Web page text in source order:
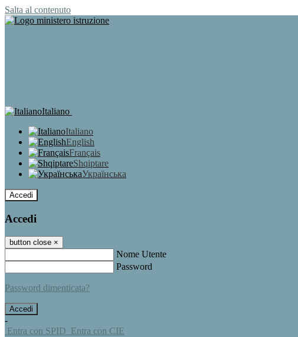
Salta al contenuto
Italiano
Italiano
English
Français
Shqiptare
Українська
Accedi
Accedi
button close ×
Nome Utente
Password
Password dimenticata?
-
Entra con SPID Entra con CIE